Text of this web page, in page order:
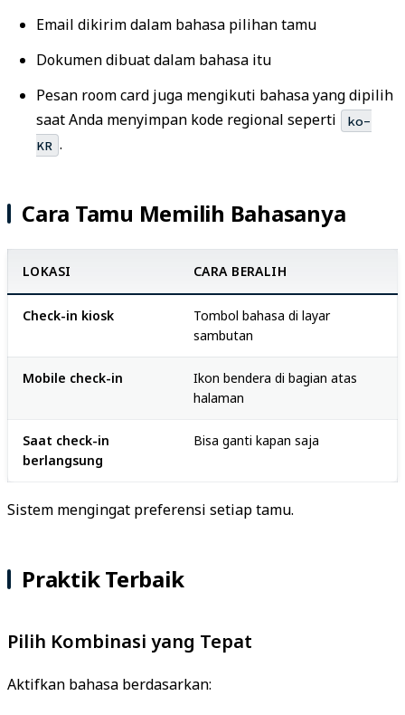
Email dikirim dalam bahasa pilihan tamu
Dokumen dibuat dalam bahasa itu
Pesan room card juga mengikuti bahasa yang dipilih
saat Anda menyimpan kode regional seperti
ko-
KR .
Cara Tamu Memilih Bahasanya
LOKASI CARA BERALIH
Check-in kiosk
Tombol bahasa di layar
sambutan
Mobile check-in
Ikon bendera di bagian atas
halaman
Saat check-in
berlangsung
Bisa ganti kapan saja
Sistem mengingat preferensi setiap tamu.
Praktik Terbaik
Pilih Kombinasi yang Tepat
Aktifkan bahasa berdasarkan: